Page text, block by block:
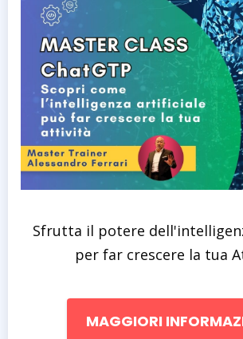
Sfrutta il potere
per far crescere la tua
MAGGIORI